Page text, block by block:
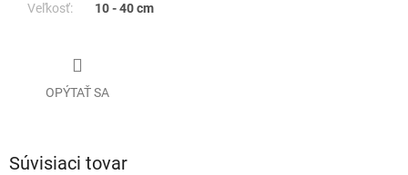
Veľkosť:
10 - 40 cm
OPÝTAŤ SA
Súvisiaci tovar